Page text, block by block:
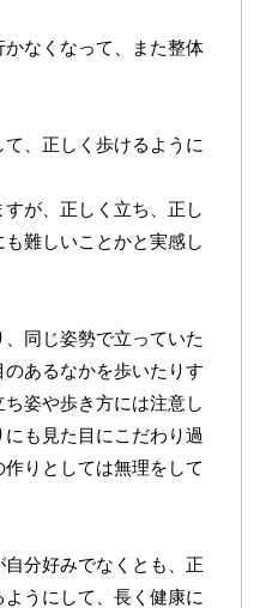
なくなって、また整体
、正しく歩けるように
が、正しく立ち、正し
難しいことかと実感し
同じ姿勢で立っていた
あるなかを歩いたりす
姿や歩き方には注意し
も見た目にこだわり過
りとしては無理をして
分好みでなくとも、正
うにして、長く健康に